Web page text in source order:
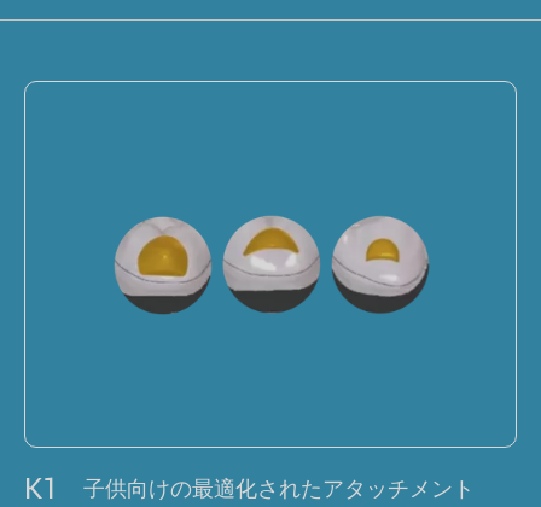
K1 子供向けの最適化されたアタッチメント